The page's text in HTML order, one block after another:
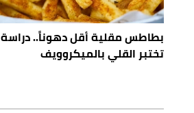
بطاطس مقلية أقل دهوناً.. دراسة
تختبر القلي بالميكروويف